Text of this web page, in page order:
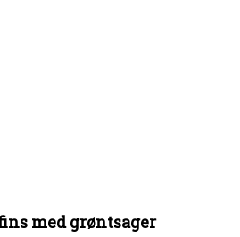
med grøntsager